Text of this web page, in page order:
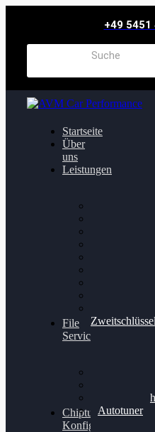
+49 5451
Startseite
Über
uns
Leistungen
Zweitschlüssel
File
Service
Alientech
Alientech
Autotuner
Chiptuning
Konfigurator